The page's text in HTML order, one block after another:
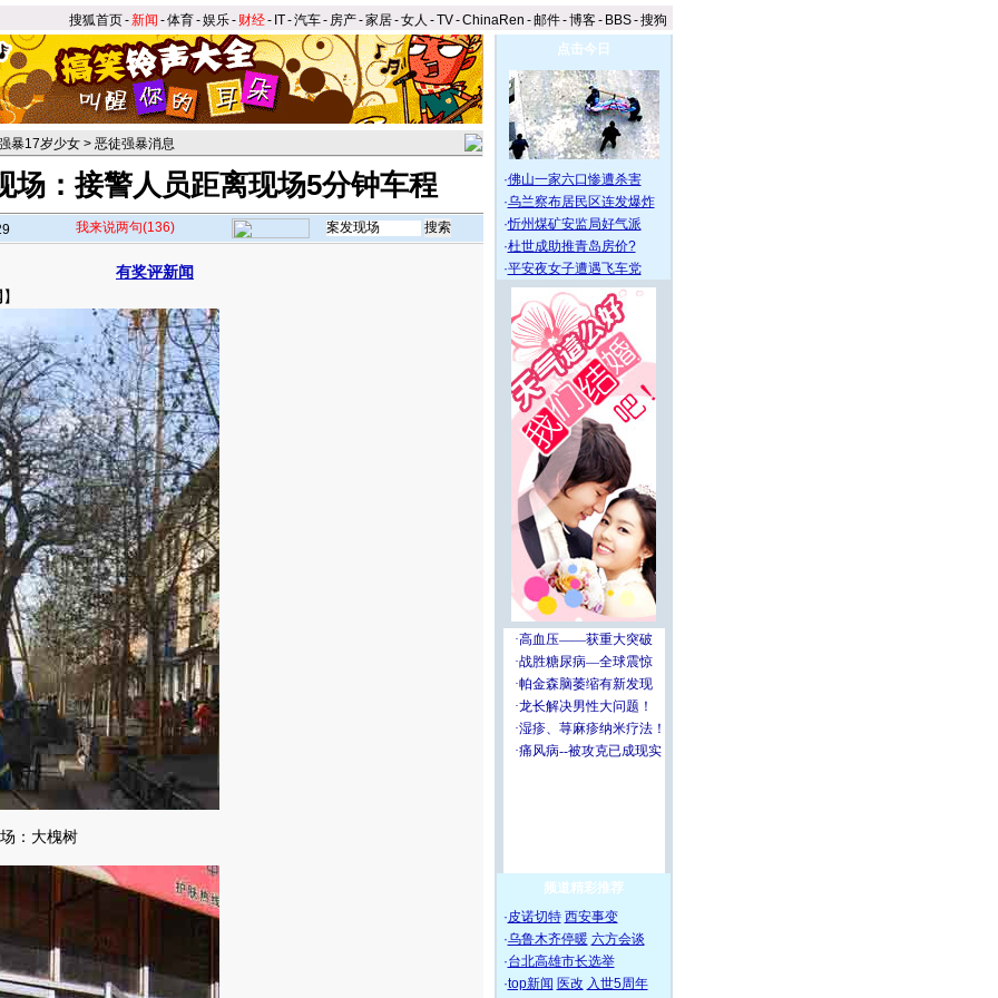
搜狐首页-新闻 -体育-娱乐- 财经- IT-汽车- 房产-家居-女人 -TV-ChinaRen -邮件-博客- BBS-搜狗
暴17岁少女 > 恶徒强暴消息
场：接警人员距离现场5分钟车程
我来说两句(136)
有奖评新闻
】
：大槐树
点击今日
·佛山一家六口惨遭杀害
·乌兰察布居民区连发爆炸
·忻州煤矿安监局好气派
·杜世成助推青岛房价?
·平安夜女子遭遇飞车党
频道精彩推荐
·皮诺切特 西安事变
·乌鲁木齐停暖 六方会谈
·台北高雄市长选举
·top新闻 医改 入世5周年